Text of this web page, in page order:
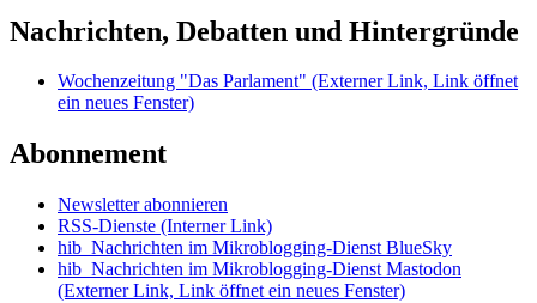
Nachrichten, Debatten und Hintergründe
Wochenzeitung "Das Parlament" (Externer Link, Link öffnet
ein neues Fenster)
Abonnement
Newsletter abonnieren
RSS-Dienste (Interner Link)
hib_Nachrichten im Mikroblogging-Dienst BlueSky
hib_Nachrichten im Mikroblogging-Dienst Mastodon
(Externer Link, Link öffnet ein neues Fenster)